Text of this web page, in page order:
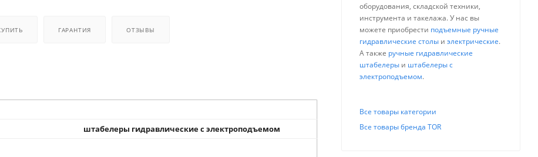
ГАРАНТИЯ ОТЗЫВЫ
штабелеры гидравлические с электроподъемом
оборудования, складской техники,
инструмента и такелажа. У нас вы
можете приобрести подъемные ручные
гидравлические столы и электрические.
А также ручные гидравлические
штабелеры и штабелеры с
электроподъемом.
Все товары категории
Все товары бренда TOR